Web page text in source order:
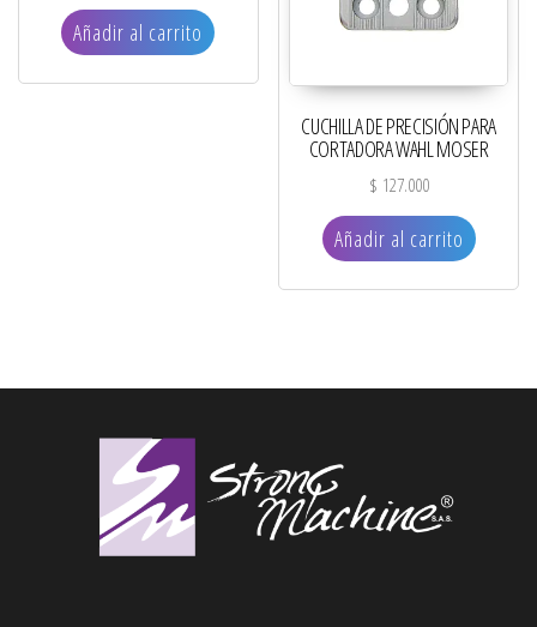
Añadir al carrito
CUCHILLA DE PRECISIÓN PARA
CORTADORA WAHL MOSER
$ 127.000
Añadir al carrito